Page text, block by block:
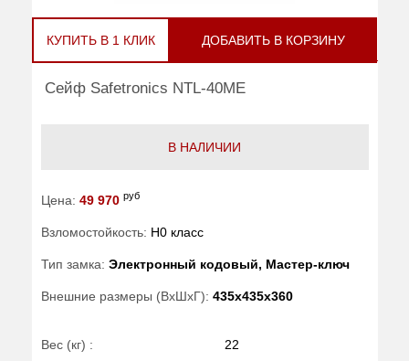
КУПИТЬ В 1 КЛИК ДОБАВИТЬ В КОРЗИНУ
Сейф Safetronics NTL-40ME
В НАЛИЧИИ
Цена: 49 970 руб
Взломостойкость: H0 класс
Тип замка: Электронный кодовый, Мастер-ключ
Внешние размеры (ВхШхГ): 435x435x360
Вес (кг) : 22